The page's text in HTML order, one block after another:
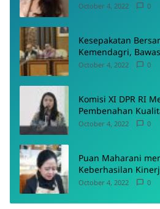
October 4, 2022 0
Kesepakatan
Kemendagri,
Menyepakati
October 4, 2022 0
Komisi XI DPR RI
Pembenahan
October 4, 2022 0
Puan Maharani
Keberhasilan
Tugas Pokoknya
October 4, 2022 0